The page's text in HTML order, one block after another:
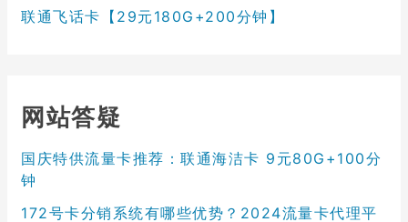
联通飞话卡【29元180G+200分钟】
网站答疑
国庆特供流量卡推荐：联通海洁卡 9元80G+100分
钟
172号卡分销系统有哪些优势？2024流量卡代理平